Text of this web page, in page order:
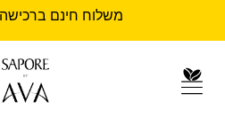
משלוח חינם ברכישה